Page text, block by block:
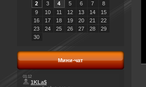
2
3 4 5 6 7
8
9
10 11 12 13 14
15
16
17 18 19 20 21
22
23
24 25 26 27 28
29
30
Мини-чат